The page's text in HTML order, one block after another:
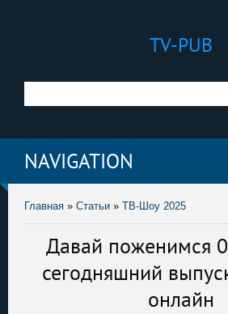
TV-PUB
NAVIGATION
Главная » Статьи » ТВ-Шоу 2025
Давай поженимся
сегодняшний
онлайн